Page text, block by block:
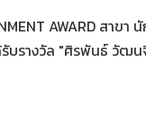
AWARD สา
บรางวัล "ศิรพันธ์ วัฒ